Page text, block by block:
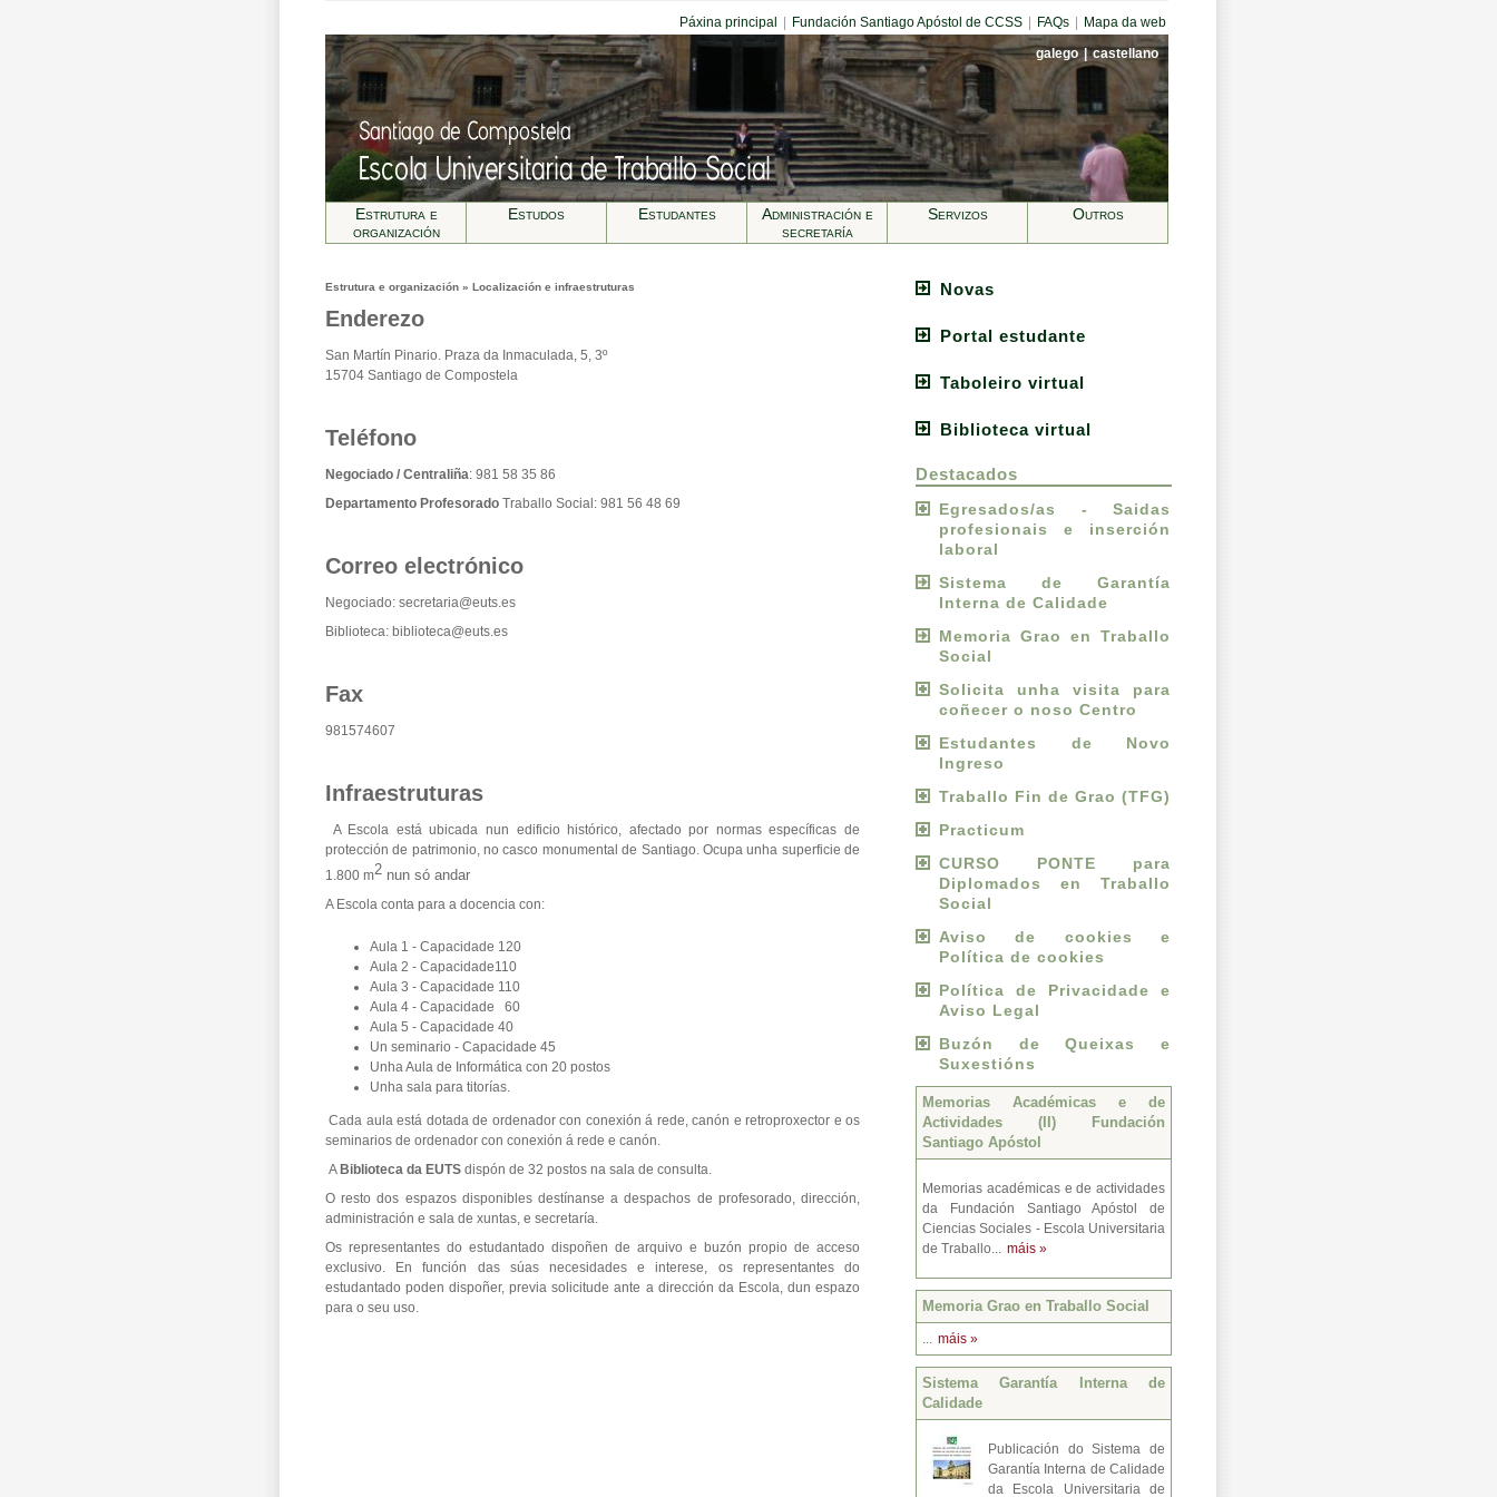
Páxina principal Fundación Santiago Apóstol de CCSS FAQs
Mapa da web
galego|castellano
Estrutura e
organización
Estudos Estudantes
Administración e
secretarí­a
Servizos Outros
Estrutura e organización » Localización e infraestruturas
Enderezo
San Martín Pinario. Praza da Inmaculada, 5, 3º
15704 Santiago de Compostela
Teléfono
Negociado / Centraliña: 981 58 35 86
Departamento Profesorado Traballo Social: 981 56 48 69
Correo electrónico
Negociado: secretaria@euts.es
Biblioteca: biblioteca@euts.es
Fax
981574607
Infraestruturas
A Escola está ubicada nun edificio histórico, afectado por normas específicas de
protección de patrimonio, no casco monumental de Santiago. Ocupa unha superficie de
1.800 m2 nun só andar
A Escola conta para a docencia con:
Aula 1 - Capacidade 120
Aula 2 - Capacidade110
Aula 3 - Capacidade 110
Aula 4 - Capacidade 60
Aula 5 - Capacidade 40
Un seminario - Capacidade 45
Unha Aula de Informática con 20 postos
Unha sala para titorías.
Cada aula está dotada de ordenador con conexión á rede, canón e retroproxector e os
seminarios de ordenador con conexión á rede e canón.
A Biblioteca da EUTS dispón de 32 postos na sala de consulta.
O resto dos espazos disponibles destínanse a despachos de profesorado, dirección,
administración e sala de xuntas, e secretaría.
Os representantes do estudantado dispoñen de arquivo e buzón propio de acceso
exclusivo. En función das súas necesidades e interese, os representantes do
estudantado poden dispoñer, previa solicitude ante a dirección da Escola, dun espazo
para o seu uso.
Novas
Portal estudante
Taboleiro virtual
Biblioteca virtual
Destacados
Egresados/as - Saidas
profesionais e inserción
laboral
Sistema de Garantía
Interna de Calidade
Memoria Grao en Traballo
Social
Solicita unha visita para
coñecer o noso Centro
Estudantes de Novo
Ingreso
Traballo Fin de Grao (TFG)
Practicum
CURSO PONTE para
Diplomados en Traballo
Social
Aviso de cookies e
Política de cookies
Política de Privacidade e
Aviso Legal
Buzón de Queixas e
Suxestións
Memorias Académicas e de
Actividades (II) Fundación
Santiago Apóstol
Memorias académicas e de actividades
da Fundación Santiago Apóstol de
Ciencias Sociales - Escola Universitaria
de Traballo... máis »
Memoria Grao en Traballo Social
... máis »
Sistema Garantía Interna de
Calidade
Publicación do Sistema de
Garantía Interna de Calidade
da Escola Universitaria de